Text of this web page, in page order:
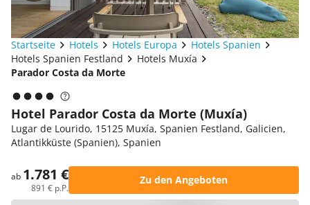
Startseite Hotels Hotels Europa
Hotels Spanien
Hotels Spanien Festland
Hotels Muxía
Parador Costa da Morte
Hotel Parador Costa da Morte (Muxía)
Lugar de Lourido, 15125 Muxía, Spanien Festland, Galicien,
Atlantikküste (Spanien), Spanien
ab 1.781 €
891 € p.P.
Zu den Angeboten